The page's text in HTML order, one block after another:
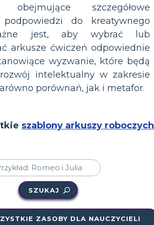
obejmujące szczegółowe
do kreatywnego
jest, aby wybrać lub
arkusze ćwiczeń odpowiednie
wyzwanie, które będą
intelektualny w zakresie
porównań, jak i metafor.
szablony arkuszy roboczych
SZUKAJ
ZASOBY DLA NAUCZYCIELI